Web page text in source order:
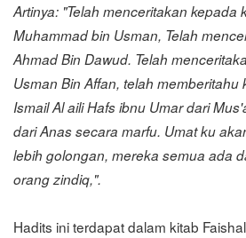
Artinya: "Telah menceritakan kepada
Muhammad bin Usman, Telah
Ahmad Bin Dawud. Telah
Usman Bin Affan, telah memberitahu
Ismail Al aili Hafs ibnu Umar dari
dari Anas secara marfu. Umat ku
lebih golongan, mereka semua ada
orang zindiq,".
Hadits ini terdapat dalam kitab